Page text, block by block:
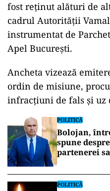
fost reținut alături de
cadrul Autorității
instrumentat de
Apel București.
Ancheta vizează
ordin de misiune,
infracțiuni de fals și uz
POLITICĂ
Bolojan,
spune
partenerei
POLITICĂ